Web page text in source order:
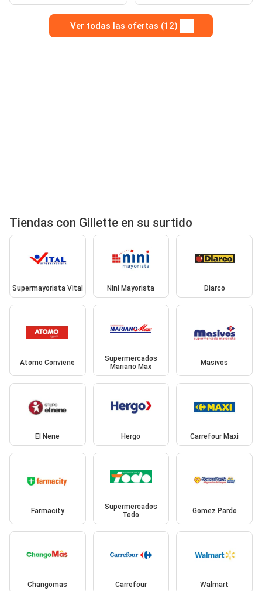
Ver todas las ofertas (12)
Tiendas con Gillette en su surtido
Supermayorista Vital Nini Mayorista Diarco
Atomo Conviene
Supermercados
Mariano Max
Masivos
El Nene Hergo Carrefour Maxi
Farmacity
Supermercados
Todo
Gomez Pardo
Changomas Carrefour Walmart